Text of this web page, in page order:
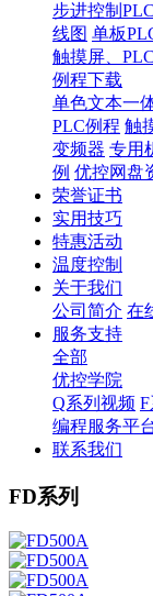
步进控制
线图 单板
触摸屏、
例程下载
单色文本一
PLC例程 触
变频器 专用
例 优控网盘
荣誉证书
实用技巧
特惠活动
温度控制
关于我们
公司简介 在
服务支持
全部
优控学院
Q系列视频
编程服务平
联系我们
FD系列